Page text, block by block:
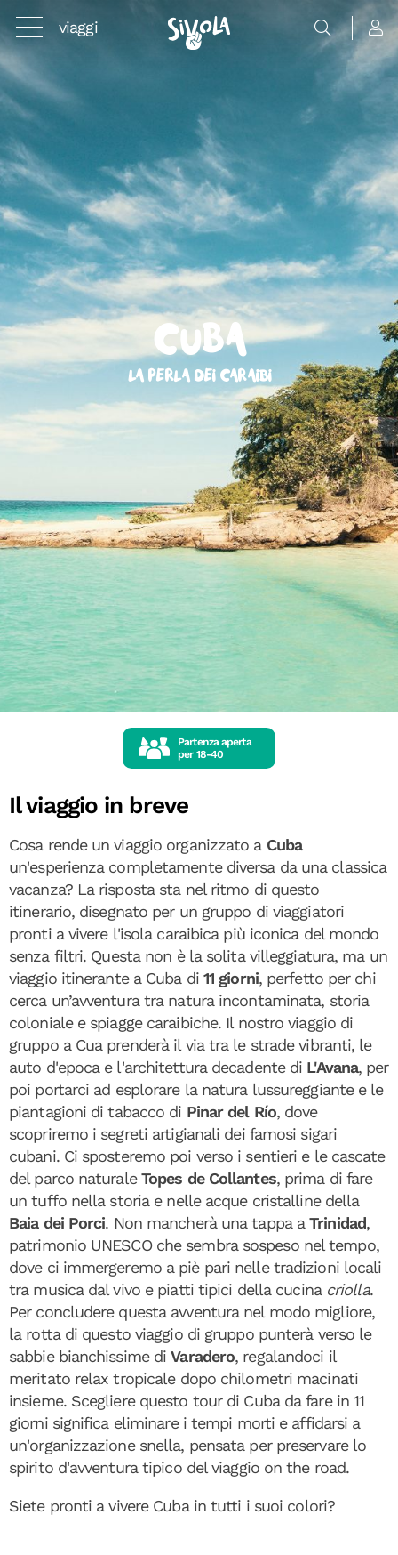
viaggi
Cuba
La perla dei Caraibi
Partenza aperta
per 18-40
Il viaggio in breve
Cosa rende un viaggio organizzato a Cuba
un'esperienza completamente diversa da una classica
vacanza? La risposta sta nel ritmo di questo
itinerario, disegnato per un gruppo di viaggiatori
pronti a vivere l'isola caraibica più iconica del mondo
senza filtri. Questa non è la solita villeggiatura, ma un
viaggio itinerante a Cuba di11 giorni, perfetto per chi
cerca un’avventura tra natura incontaminata, storia
coloniale e spiagge caraibiche. Il nostro viaggio di
gruppo a Cua prenderà il via tra le strade vibranti, le
auto d'epoca e l'architettura decadente di L'Avana, per
poi portarci ad esplorare la natura lussureggiante e le
piantagioni di tabacco di Pinar del Río, dove
scopriremo i segreti artigianali dei famosi sigari
cubani. Ci sposteremo poi verso i sentieri e le cascate
del parco naturaleTopes de Collantes, prima di fare
un tuffo nella storia e nelle acque cristalline della
Baia dei Porci. Non mancherà una tappa aTrinidad,
patrimonio UNESCO che sembra sospeso nel tempo,
dove ci immergeremo a piè pari nelle tradizioni locali
tra musica dal vivo e piatti tipici della cucina criolla.
Per concludere questa avventura nel modo migliore,
la rotta di questo viaggio di gruppo punterà verso le
sabbie bianchissime diVaradero, regalandoci il
meritato relax tropicale dopo chilometri macinati
insieme. Scegliere questo tour di Cuba da fare in 11
giorni significa eliminare i tempi morti e affidarsi a
un'organizzazione snella, pensata per preservare lo
spirito d'avventura tipico del viaggio on the road.
Siete pronti a vivere Cuba in tutti i suoi colori?